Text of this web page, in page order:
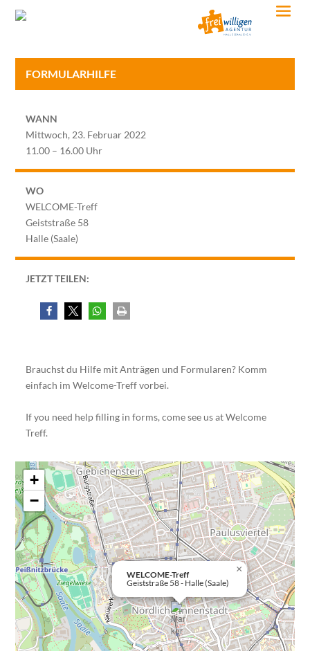
FORMULARHILFE
WANN
Mittwoch, 23. Februar 2022
11.00 – 16.00 Uhr
WO
WELCOME-Treff
Geiststraße 58
Halle (Saale)
JETZT TEILEN:
Brauchst du Hilfe mit Anträgen und Formularen? Komm
einfach im Welcome-Treff vorbei.
If you need help filling in forms, come see us at Welcome
Treff.
WELCOME-Treff
Geiststraße 58 - Halle (Saale)
×
+
−